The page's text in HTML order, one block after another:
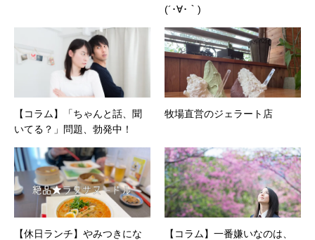
(´･∀･｀)
【コラム】「ちゃんと話、聞
いてる？」問題、勃発中！
牧場直営のジェラート店
【休日ランチ】やみつきにな
【コラム】一番嫌いなのは、